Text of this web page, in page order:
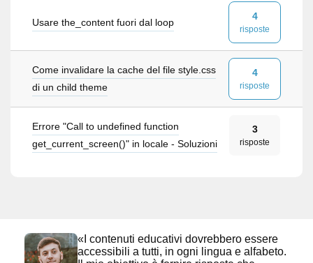
Usare the_content fuori dal loop
4
risposte
Come invalidare la cache del file style.css
di un child theme
4
risposte
Errore "Call to undefined function
get_current_screen()" in locale - Soluzioni
3
risposte
«I contenuti educativi dovrebbero essere
accessibili a tutti, in ogni lingua e alfabeto.